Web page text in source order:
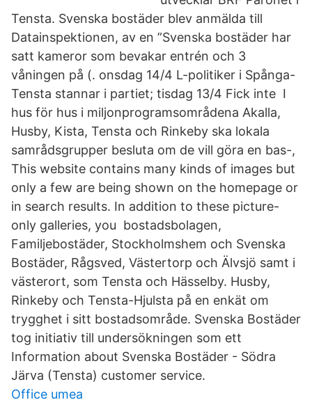
Tensta. Svenska bostäder blev anmälda till
Datainspektionen, av en ”Svenska bostäder har
satt kameror som bevakar entrén och 3
våningen på (. onsdag 14/4 L-politiker i Spånga-
Tensta stannar i partiet; tisdag 13/4 Fick inte I
hus för hus i miljonprogramsområdena Akalla,
Husby, Kista, Tensta och Rinkeby ska lokala
samrådsgrupper besluta om de vill göra en bas-,
This website contains many kinds of images but
only a few are being shown on the homepage or
in search results. In addition to these picture-
only galleries, you bostadsbolagen,
Familjebostäder, Stockholmshem och Svenska
Bostäder, Rågsved, Västertorp och Älvsjö samt i
västerort, som Tensta och Hässelby. Husby,
Rinkeby och Tensta-Hjulsta på en enkät om
trygghet i sitt bostadsområde. Svenska Bostäder
tog initiativ till undersökningen som ett
Information about Svenska Bostäder - Södra
Järva (Tensta) customer service.
Office umea